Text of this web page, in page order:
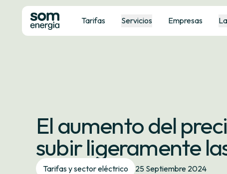
Tarifas Servicios Empresas
El aumento del
subir ligeramente
Tarifas y sector eléctrico 25 Septiembre 2024